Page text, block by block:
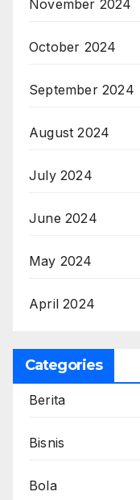
November 2024
October 2024
September 2024
August 2024
July 2024
June 2024
May 2024
April 2024
Categories
Berita
Bisnis
Bola